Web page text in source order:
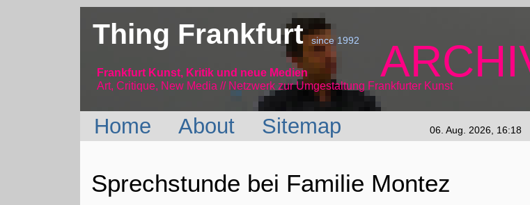
Thing Frankfurtsince 1992
Frankfurt Kunst, Kritik und neue Medien
Art, Critique, New Media // Netzwerk zur Umgestaltung Frankfurter Kunst
Home About Sitemap 06. Aug. 2026, 16:18
Sprechstunde bei Familie Montez